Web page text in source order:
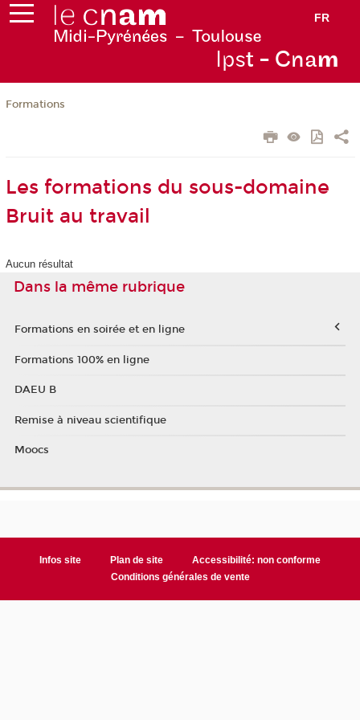
FR
Ipst - Cnam
Formations
Les formations du sous-domaine
Bruit au travail
Aucun résultat
Dans la même rubrique
Formations en soirée et en ligne
Formations 100% en ligne
DAEU B
Remise à niveau scientifique
Moocs
Infos site Plan de site
Accessibilité: non conforme
Conditions générales de vente